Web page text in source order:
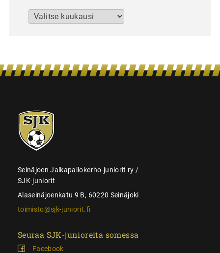
Arkistot
SJK-
juniorit
Seinäjoen Jalkapallokerho-juniorit ry /
SJK-juniorit
Alaseinäjoenkatu 9 B, 60220 Seinäjoki
toimisto@sjk-juniorit.fi
Seuraa SJK-junioreita somessa
Facebook